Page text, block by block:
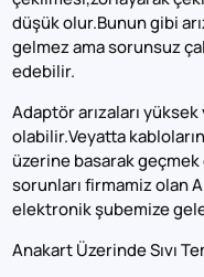
düşük olur.Bunun gibi
gelmez ama sorunsuz
edebilir.
Adaptör arızaları
olabilir.Veyatta
üzerine basarak
sorunları firmamiz olan
elektronik şubemize
Anakart Üzerinde Sıvı